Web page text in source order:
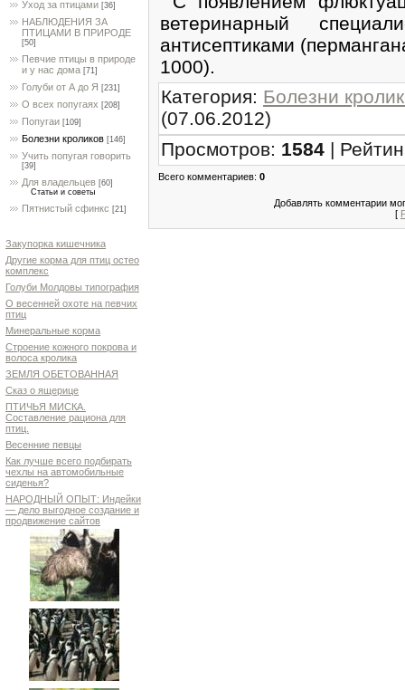
Уход за птицами [36]
НАБЛЮДЕНИЯ ЗА
ПТИЦАМИ В ПРИРОДЕ
[50]
Певчие птицы в природе
и у нас дома [71]
Голуби от А до Я [231]
О всех попугаях [208]
Попугаи [109]
Болезни кроликов [146]
Учить попугая говорить
[39]
Для владельцев [60]
Статьи и советы
Пятнистый сфинкс [21]
Закупорка кишечника
Другие корма для птиц остео
комплекс
Голуби Молдовы типография
О весенней охоте на певчих
птиц
Минеральные корма
Строение кожного покрова и
волоса кролика
ЗЕМЛЯ ОБЕТОВАННАЯ
Сказ о ящерице
ПТИЧЬЯ МИСКА.
Составление рациона для
птиц.
Весенние певцы
Как лучше всего подбирать
чехлы на автомобильные
сиденья?
НАРОДНЫЙ ОПЫТ: Индейки
— дело выгодное создание и
продвижение сайтов
ветеринарный
антисептиками
1000).
Категория: Болезни
(07.06.2012)
Просмотров: 1584 |
Всего комментариев: 0
Добавлять комментарии
[